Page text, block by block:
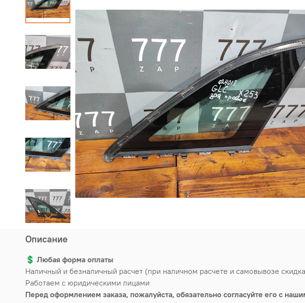
Описание
💲 Любая форма оплаты
Наличный и безналичный расчет (при наличном расчете и самовывозе
Работаем с юридическими лицами
Перед оформлением заказа, пожалуйста, обязательно согласуйте его с